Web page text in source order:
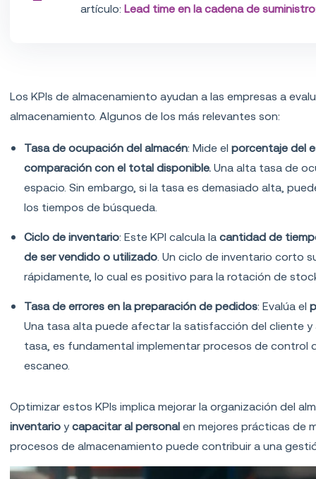
artículo:Lead time en la cadena de
Los KPIs de almacenamiento ayudan a las empresas a
almacenamiento. Algunos de los más relevantes son:
Tasa de ocupación del almacén: Mide el porcentaje del
comparación con el total disponible. Una alta tasa de
espacio. Sin embargo, si la tasa es demasiado alta,
los tiempos de búsqueda.
Ciclo de inventario: Este KPI calcula lacantidad de
de ser vendido o utilizado . Un ciclo de inventario corto
rápidamente, lo cual es positivo para la rotación de
Tasa de errores en la preparación de pedidos: Evalúa el
Una tasa alta puede afectar la satisfacción del cliente
tasa, es fundamental implementar procesos de control
escaneo.
Optimizar estos KPIs implica mejorar la organización del
inventario ycapacitar al personal en mejores prácticas de
procesos de almacenamiento puede contribuir a una